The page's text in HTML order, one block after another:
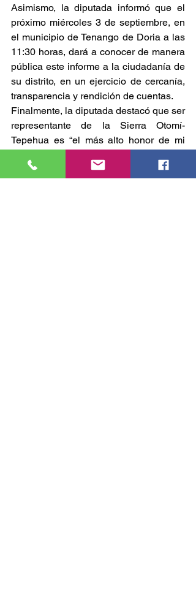
Asimismo, la diputada informó que el
próximo miércoles 3 de septiembre, en
el municipio de Tenango de Doria a las
11:30 horas, dará a conocer de manera
pública este informe a la ciudadanía de
su distrito, en un ejercicio de cercanía,
transparencia y rendición de cuentas.
Finalmente, la diputada destacó que ser
representante de la Sierra Otomí-
Tepehua es “el más alto honor de mi
de seguir legislando y gestionando en